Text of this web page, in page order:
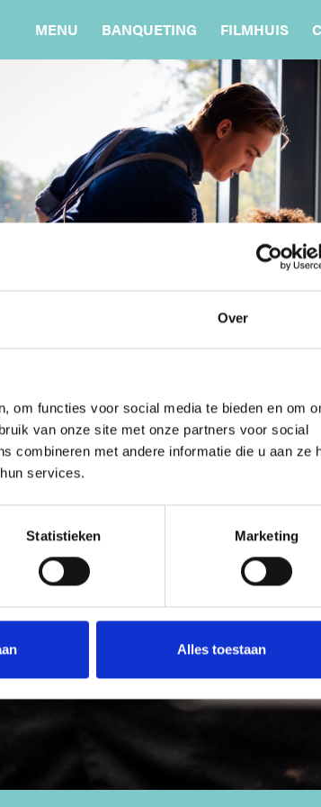
Over
om functies voor social media te bieden en om
van onze site met onze partners voor social
combineren met andere informatie die u aan ze
services.
Statistieken Marketing
Alles toestaan
MENU BANQUETING FILMHUIS